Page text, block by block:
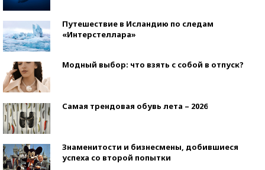
Путешествие в Исландию по следам
«Интерстеллара»
Модный выбор: что взять с собой в отпуск?
Самая трендовая обувь лета – 2026
Знаменитости и бизнесмены, добившиеся
успеха со второй попытки